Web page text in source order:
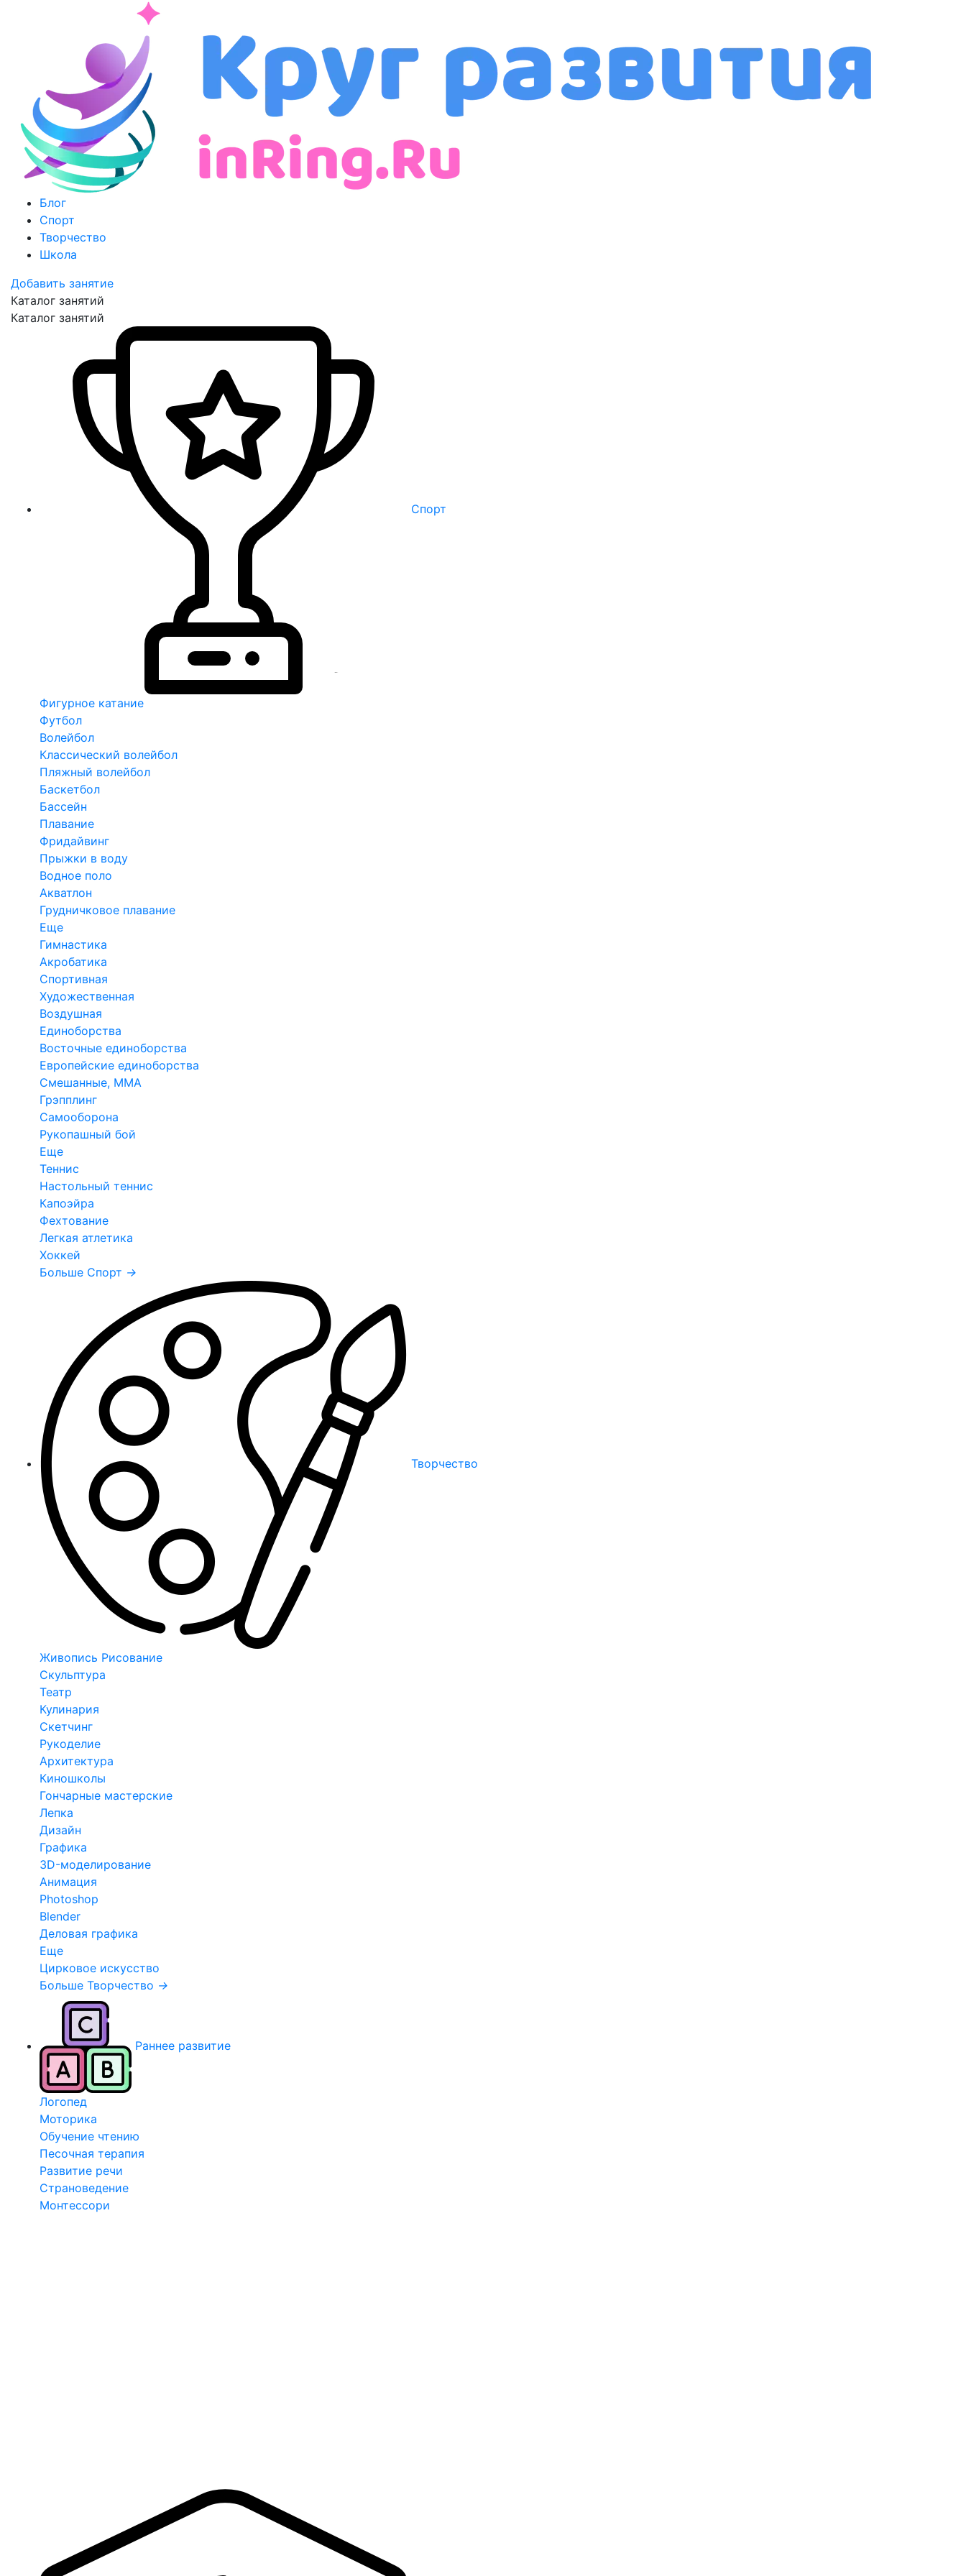
Блог
Спорт
Творчество
Школа
Добавить занятие
Каталог занятий
Каталог занятий
Спорт
Фигурное катание
Футбол
Волейбол
Классический волейбол
Пляжный волейбол
Баскетбол
Бассейн
Плавание
Фридайвинг
Прыжки в воду
Водное поло
Акватлон
Грудничковое плавание
Еще
Гимнастика
Акробатика
Спортивная
Художественная
Воздушная
Единоборства
Восточные единоборства
Европейские единоборства
Смешанные, ММА
Грэпплинг
Самооборона
Рукопашный бой
Еще
Теннис
Настольный теннис
Капоэйра
Фехтование
Легкая атлетика
Хоккей
Больше Спорт →
Творчество
Живопись Рисование
Скульптура
Театр
Кулинария
Скетчинг
Рукоделие
Архитектура
Киношколы
Гончарные мастерские
Лепка
Дизайн
Графика
3D-моделирование
Анимация
Photoshop
Blender
Деловая графика
Еще
Цирковое искусство
Больше Творчество →
Раннее развитие
Логопед
Моторика
Обучение чтению
Песочная терапия
Развитие речи
Страноведение
Монтессори